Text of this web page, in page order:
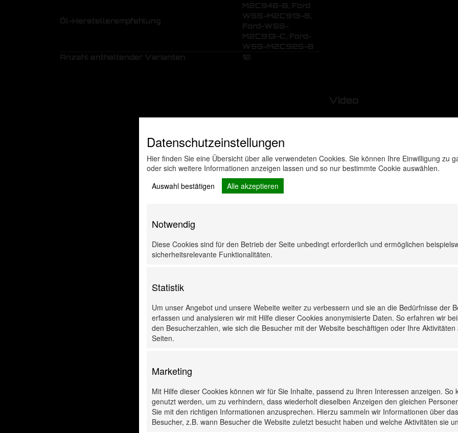
Öl-Herstellerempfehlung
M2C948-B, Ford
WSS-M2C913-B,
Ford-WSS-
M2C913-C, Ford-
WSS-M2C925-B
Anzahl enthaltender Varianten
12
Video
Datenschutzeinstellungen
Hier finden Sie eine Übersicht über alle verwendeten Cookies. Sie können Ihre Einwilligung zu
oder sich weitere Informationen anzeigen lassen und so nur bestimmte Cookie auswählen.
Auswahl bestätigen
Alle akzeptieren
Notwendig
Diese Cookies sind für den Betrieb der Seite unbedingt erforderlich und ermöglichen
sicherheitsrelevante Funktionalitäten.
Statistik
Um unser Angebot und unsere Webeite weiter zu verbessern und sie an die Bedürfnisse der
erfassen und analysieren wir mit Hilfe dieser Cookies anonymisierte Daten. So erfahren wir
den Besucherzahlen, wie sich die Besucher mit der Website beschäftigen oder Ihre
Seiten.
Marketing
Mit Hilfe dieser Cookies können wir für Sie Inhalte, passend zu Ihren Interessen anzeigen. So
genutzt werden, um zu verhindern, dass wiederholt dieselben Anzeigen den gleichen
Sie mit den richtigen Informationen anzusprechen. Hierzu sammeln wir Informationen über
Besucher, z.B. wann Besucher die Website zuletzt besucht haben und welche Aktivitäten sie